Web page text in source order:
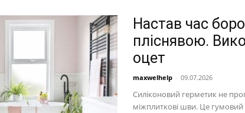
Настав час
пліснявою.
оцет
maxwelhelp - 09.07.2026
Силіконовий герметик не
міжплиткові шви. Це